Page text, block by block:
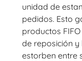
unidad de
pedidos. Esto
productos
de reposición
estorben entre